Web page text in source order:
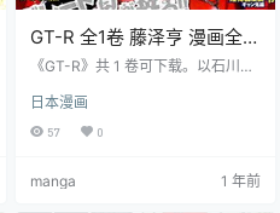
GT-R 全1卷 藤泽亨 漫画全集
百度网盘下载
《GT-R》共 1 卷可下载。以石川美
讲述他们寻求刺激与解开秘密的故
事。作为《麻辣教师 GTO》番外
日本漫画
57 0
manga 1 年前